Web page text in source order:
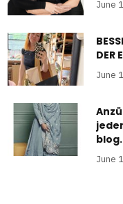
June
DER
June
June